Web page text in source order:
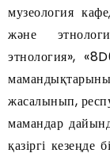
музеология
және
этнология»,
жасалынып,
мамандар
қазіргі кезеңде